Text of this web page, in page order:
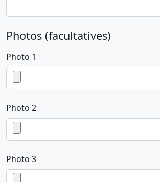
Photos (facultatives)
Photo 1
Photo 2
Photo 3